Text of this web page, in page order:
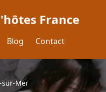
France
Blog Contact
sur-Mer